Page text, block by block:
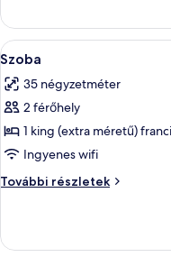
A
következő
szoba
összes
képének
megtekintése:
Szoba
3
Szoba
35 négyzetméter
2 férőhely
1 king (extra méretű)
Ingyenes wifi
További részletek
Szoba